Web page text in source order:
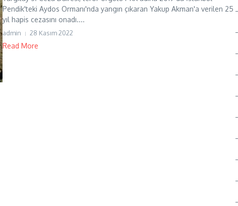
Pendik'teki Aydos Ormanı'nda yangın çıkaran Yakup Akman'a verilen 25
yıl hapis cezasını onadı....
admin 28 Kasım 2022
Read More